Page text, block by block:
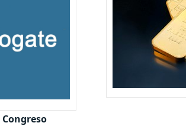
Congreso